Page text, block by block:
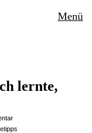
Menü
lernte,